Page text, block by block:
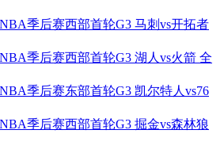
季后赛西部首轮G3 马刺vs开拓者
季后赛西部首轮G3 湖人vs火箭 全
季后赛东部首轮G3 凯尔特人vs76
季后赛西部首轮G3 掘金vs森林狼